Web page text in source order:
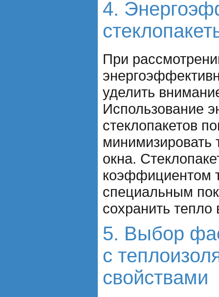
4.
При
уделить
Использование
стеклопакетов
минимизировать
окна.
коэффициентом
специальным
сохранить
5. Выбор
с
свойствами